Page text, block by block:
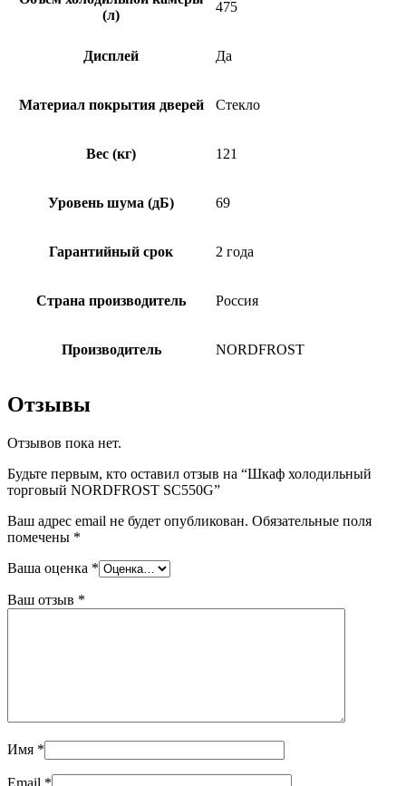
(л)
475
Дисплей Да
Материал покрытия дверей Стекло
Вес (кг) 121
Уровень шума (дБ) 69
Гарантийный срок 2 года
Страна производитель Россия
Производитель NORDFROST
Отзывы
Отзывов пока нет.
Будьте первым, кто оставил отзыв на “Шкаф холодильный
торговый NORDFROST SC550G”
Ваш адрес email не будет опубликован. Обязательные поля
помечены *
Ваша оценка *
Ваш отзыв *
Имя *